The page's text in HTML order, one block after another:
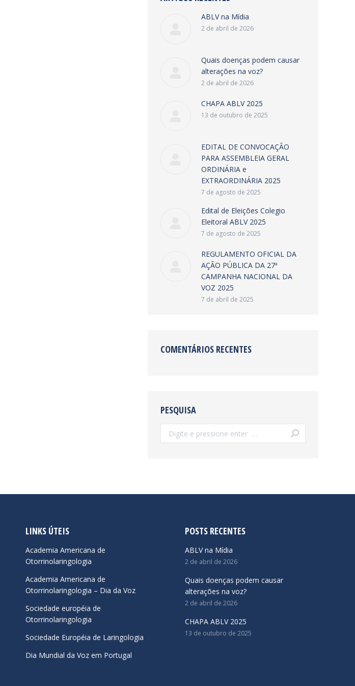
ABLV na Mídia
2 de abril de 2026
Quais doenças podem causar
alterações na voz?
2 de abril de 2026
CHAPA ABLV 2025
13 de outubro de 2025
EDITAL DE CONVOCAÇÃO
PARA ASSEMBLEIA GERAL
ORDINÁRIA e
EXTRAORDINÁRIA 2025
7 de agosto de 2025
Edital de Eleições Colegio
Eleitoral ABLV 2025
7 de agosto de 2025
REGULAMENTO OFICIAL DA
AÇÃO PÚBLICA DA 27ª
CAMPANHA NACIONAL DA
VOZ 2025
7 de abril de 2025
COMENTÁRIOS RECENTES
PESQUISA
Search:
LINKS ÚTEIS
Academia Americana de
Otorrinolaringologia
Academia Americana de
Otorrinolaringologia – Dia da Voz
Sociedade européia de
Otorrinolaringologia
Sociedade Européia de Laringologia
Dia Mundial da Voz em Portugal
POSTS RECENTES
ABLV na Mídia
2 de abril de 2026
Quais doenças podem causar
alterações na voz?
2 de abril de 2026
CHAPA ABLV 2025
13 de outubro de 2025